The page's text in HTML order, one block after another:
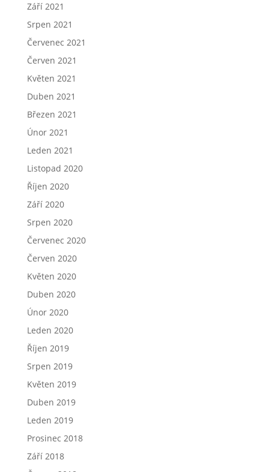
Září 2021
Srpen 2021
Červenec 2021
Červen 2021
Květen 2021
Duben 2021
Březen 2021
Únor 2021
Leden 2021
Listopad 2020
Říjen 2020
Září 2020
Srpen 2020
Červenec 2020
Červen 2020
Květen 2020
Duben 2020
Únor 2020
Leden 2020
Říjen 2019
Srpen 2019
Květen 2019
Duben 2019
Leden 2019
Prosinec 2018
Září 2018